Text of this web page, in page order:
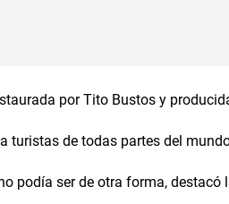
por Tito Bustos y
turistas de todas partes del
podía ser de otra forma,